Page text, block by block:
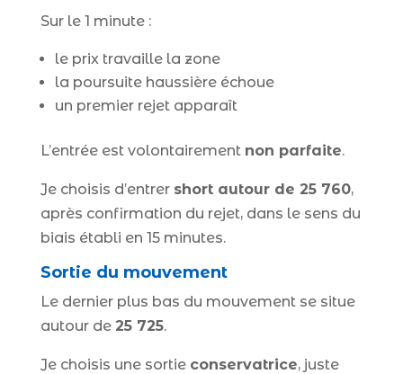
Sur le 1 minute :
le prix travaille la zone
la poursuite haussière échoue
un premier rejet apparaît
L’entrée est volontairement non parfaite.
Je choisis d’entrer short autour de 25 760,
après confirmation du rejet, dans le sens du
biais établi en 15 minutes.
Sortie du mouvement
Le dernier plus bas du mouvement se situe
autour de 25 725.
Je choisis une sortie conservatrice, juste